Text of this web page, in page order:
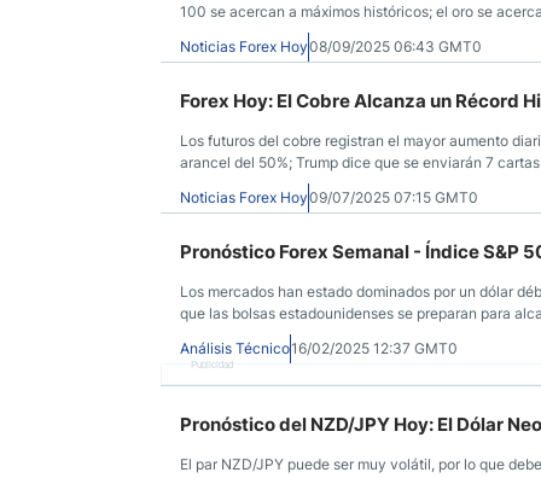
100 se acercan a máximos históricos; el oro se
hoy; no hay publicaciones de alto impacto
Noticias Forex Hoy08/09/2025 06:43 GMT0
Forex Hoy: El Cobre Alcanza un Récord
Los futuros del cobre registran el mayor aumento
arancel del 50%; Trump dice que se enviarán 7
estadounidense firme, Trump insta a Powell a
Noticias Forex Hoy09/07/2025 07:15 GMT0
Pronóstico Forex Semanal - Índice S&P
Los mercados han estado dominados por un dólar
que las bolsas estadounidenses se preparan para
registrado nuevas rupturas alcistas.
Análisis Técnico16/02/2025 12:37 GMT0
Publicidad
Pronóstico del NZD/JPY Hoy: El Dólar
El par NZD/JPY puede ser muy volátil, por lo que